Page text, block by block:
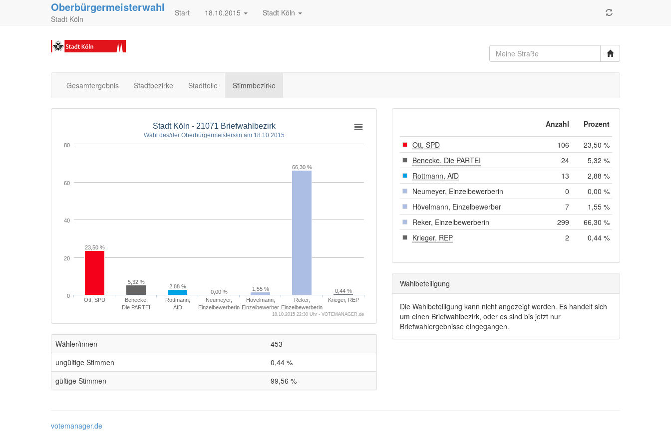
Oberbürgermeisterwahl
Stadt Köln
Start 18.10.2015 Stadt Köln
Gesamtergebnis Stadtbezirke Stadtteile Stimmbezirke
Stadt Köln - 21071 Briefwahlbezirk
Wahl des/der Oberbürgermeisters/in am 18.10.2015
23,50 %
5,32 %
2,88 %
0,00 %
1,55 %
66,30 %
0,44 %
Ott, SPD
Benecke,
Die PARTEI
Rottmann,
AfD
Neumeyer,
Einzelbewerberin
Hövelmann,
Einzelbewerber
Reker,
Einzelbewerberin
Krieger, REP
0
20
40
60
80
18.10.2015 22:30 Uhr - VOTEMANAGER.de
Wähler/innen
453
ungültige Stimmen
0,44 %
gültige Stimmen
99,56 %
Anzahl Prozent
Ott, SPD 106
23,50 %
Benecke, Die PARTEI
24
5,32 %
Rottmann, AfD
13
2,88 %
Neumeyer, Einzelbewerberin
0
0,00 %
Hövelmann, Einzelbewerber
7
1,55 %
Reker, Einzelbewerberin
299
66,30 %
Krieger, REP
2 0,44 %
Wahlbeteiligung
Die Wahlbeteiligung kann nicht angezeigt werden. Es handelt sich
um einen Briefwahlbezirk, oder es sind bis jetzt nur
Briefwahlergebnisse eingegangen.
votemanager.de